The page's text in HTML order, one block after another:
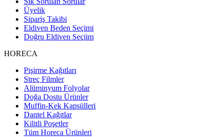
Üyelik
Sipariş Takibi
Eldiven Beden Seçimi
Doğru Eldiven Seçiim
HORECA
Pişirme Kağıtları
Streç Filmler
Alüminyum Folyolar
Doğa Dostu Ürünler
Muffin-Kek Kapsülleri
Dantel Kağıtlar
Kilitli Poşetler
Tüm Horeca Ürünleri